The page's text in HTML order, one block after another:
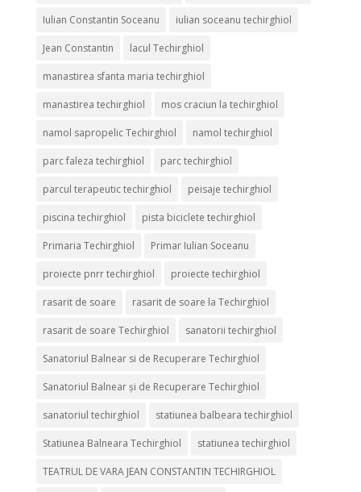
Iulian Constantin Soceanu iulian soceanu techirghiol
Jean Constantin lacul Techirghiol
manastirea sfanta maria techirghiol
manastirea techirghiol mos craciun la techirghiol
namol sapropelic Techirghiol namol techirghiol
parc faleza techirghiol parc techirghiol
parcul terapeutic techirghiol peisaje techirghiol
piscina techirghiol pista biciclete techirghiol
Primaria Techirghiol Primar Iulian Soceanu
proiecte pnrr techirghiol proiecte techirghiol
rasarit de soare rasarit de soare la Techirghiol
rasarit de soare Techirghiol sanatorii techirghiol
Sanatoriul Balnear si de Recuperare Techirghiol
Sanatoriul Balnear și de Recuperare Techirghiol
sanatoriul techirghiol statiunea balbeara techirghiol
Statiunea Balneara Techirghiol statiunea techirghiol
TEATRUL DE VARA JEAN CONSTANTIN TECHIRGHIOL